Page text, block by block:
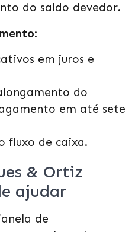
do saldo devedor.
:
em juros e
do
em até sete
fluxo de caixa.
& Ortiz
ajudar
de